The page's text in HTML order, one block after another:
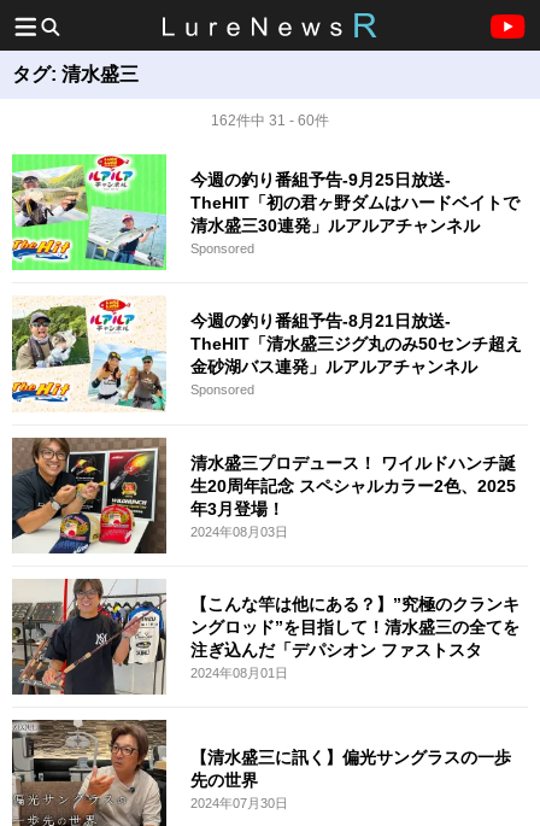
タグ: 清水盛三
162件中 31 - 60件
今週の釣り番組予告-9月25日放送-
TheHIT「初の君ヶ野ダムはハードベイトで
清水盛三30連発」ルアルアチャンネル
Sponsored
今週の釣り番組予告-8月21日放送-
TheHIT「清水盛三ジグ丸のみ50センチ超え
金砂湖バス連発」ルアルアチャンネル
Sponsored
清水盛三プロデュース！ ワイルドハンチ誕
生20周年記念 スペシャルカラー2色、2025
年3月登場！
2024年08月03日
【こんな竿は他にある？】”究極のクランキ
ングロッド”を目指して！清水盛三の全てを
注ぎ込んだ「デパシオン ファストスタ
2024年08月01日
【清水盛三に訊く】偏光サングラスの一歩
先の世界
2024年07月30日